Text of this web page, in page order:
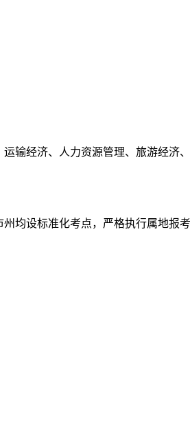
输经济、人力资源管理、旅游经济
均设标准化考点，严格执行属地报